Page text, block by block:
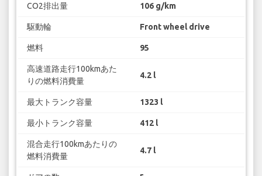
CO2排出量 106 g/km
駆動輪 Front wheel drive
燃料 95
高速道路走行100kmあた
りの燃料消費量
4.2 l
最大トランク容量 1323 l
最小トランク容量 412 l
混合走行100kmあたりの
燃料消費量
4.7 l